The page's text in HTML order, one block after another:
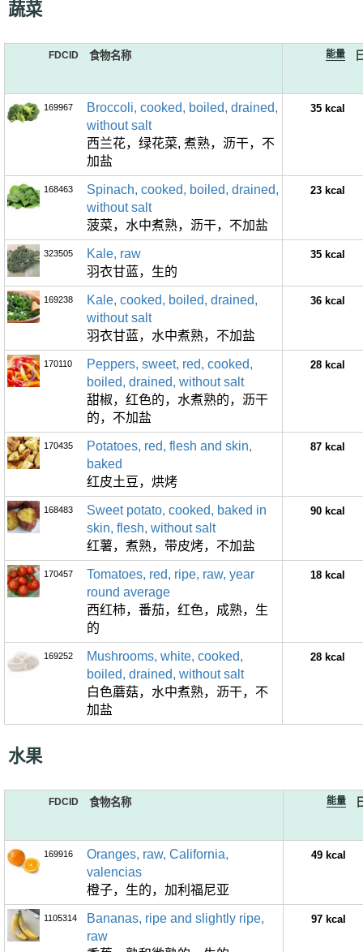
蔬菜
FDCID 食物名称 能量
169967
Broccoli, cooked, boiled, drained,
without salt
西兰花，绿花菜, 煮熟，沥干，不
加盐
35 kcal
168463
Spinach, cooked, boiled, drained,
without salt
菠菜，水中煮熟，沥干，不加盐
23 kcal
323505
Kale, raw
羽衣甘蓝，生的
35 kcal
169238
Kale, cooked, boiled, drained,
without salt
羽衣甘蓝，水中煮熟，不加盐
36 kcal
170110
Peppers, sweet, red, cooked,
boiled, drained, without salt
甜椒，红色的，水煮熟的，沥干
的，不加盐
28 kcal
170435
Potatoes, red, flesh and skin,
baked
红皮土豆，烘烤
87 kcal
168483
Sweet potato, cooked, baked in
skin, flesh, without salt
红薯，煮熟，带皮烤，不加盐
90 kcal
170457
Tomatoes, red, ripe, raw, year
round average
西红柿，番茄，红色，成熟，生
的
18 kcal
169252
Mushrooms, white, cooked,
boiled, drained, without salt
白色蘑菇，水中煮熟，沥干，不
加盐
28 kcal
水果
FDCID 食物名称 能量
169916
Oranges, raw, California,
valencias
橙子，生的，加利福尼亚
49 kcal
1105314
Bananas, ripe and slightly ripe,
raw
97 kcal